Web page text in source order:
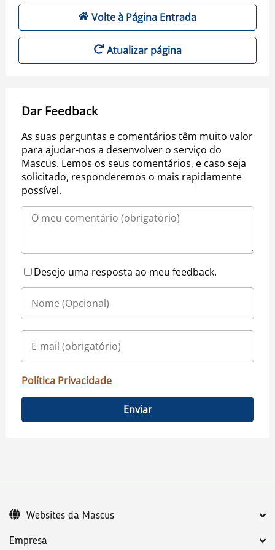
Volte à Página Entrada
Atualizar página
Dar Feedback
As suas perguntas e comentários têm muito valor
para ajudar-nos a desenvolver o serviço do
Mascus. Lemos os seus comentários, e caso seja
solicitado, responderemos o mais rapidamente
possível.
Desejo uma resposta ao meu feedback.
Política Privacidade
Enviar
Empresa
Websites da Mascus